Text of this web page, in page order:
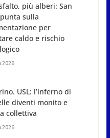
più alberi: San
sulla
per
caldo e rischio
2026
USL: l’inferno di
diventi monito e
collettiva
2026